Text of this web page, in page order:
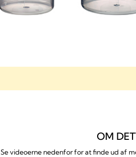
OM
Se videoerne nedenfor for at finde ud af